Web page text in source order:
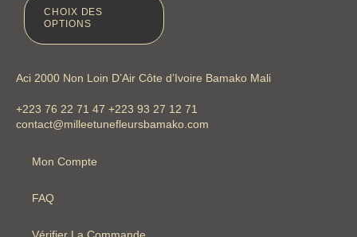
CHOIX DES
OPTIONS
Aci 2000 Non Loin D’Air Côte d’Ivoire Bamako Mali
+223 76 22 71 47 +223 93 27 12 71
contact@milleetunefleursbamako.com
Mon Compte
FAQ